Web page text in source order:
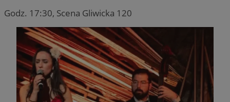
Godz. 17:30, Scena Gliwicka 120